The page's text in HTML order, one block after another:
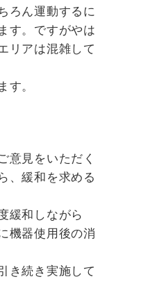
ろん運動するに
す。ですがやは
リアは混雑して
す。
意見をいただく
、緩和を求める
緩和しながら
機器使用後の消
き続き実施して